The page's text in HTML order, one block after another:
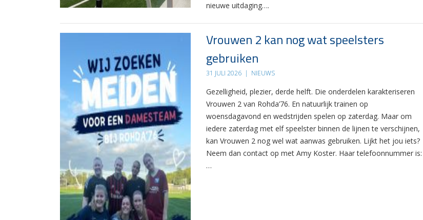
nieuwe uitdaging….
Vrouwen 2 kan nog wat speelsters
gebruiken
31 JULI 2026 | NIEUWS
Gezelligheid, plezier, derde helft. Die onderdelen karakteriseren
Vrouwen 2 van Rohda’76. En natuurlijk trainen op
woensdagavond en wedstrijden spelen op zaterdag. Maar om
iedere zaterdag met elf speelster binnen de lijnen te verschijnen,
kan Vrouwen 2 nog wel wat aanwas gebruiken. Lijkt het jou iets?
Neem dan contact op met Amy Koster. Haar telefoonnummer is:
…